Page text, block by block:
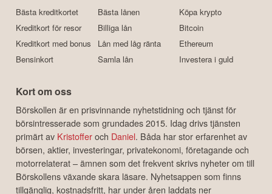
Bästa kreditkortet
Kreditkort för resor
Kreditkort med bonus
Bensinkort
Bästa lånen
Billiga lån
Lån med låg ränta
Samla lån
Köpa krypto
Bitcoin
Ethereum
Investera i guld
Kort om oss
Börskollen är en prisvinnande nyhetstidning och tjänst för
börsintresserade som grundades 2015. Idag drivs tjänsten
primärt av Kristofferoch Daniel. Båda har stor erfarenhet av
börsen, aktier, investeringar, privatekonomi, företagande och
motorrelaterat – ämnen som det frekvent skrivs nyheter om till
Börskollens växande skara läsare. Nyhetsappen som finns
tillgänglig, kostnadsfritt, har under åren laddats ner